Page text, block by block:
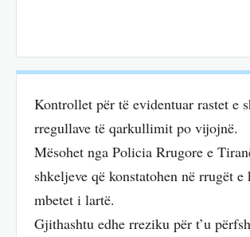
Kontrollet për të evidentuar rastet e
rregullave të qarkullimit po vijojnë.
Mësohet nga Policia Rrugore e
shkeljeve që konstatohen në rrugët
mbetet i lartë.
Gjithashtu edhe rreziku për t’u